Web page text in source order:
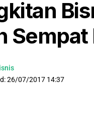
26/07/2017 14:37